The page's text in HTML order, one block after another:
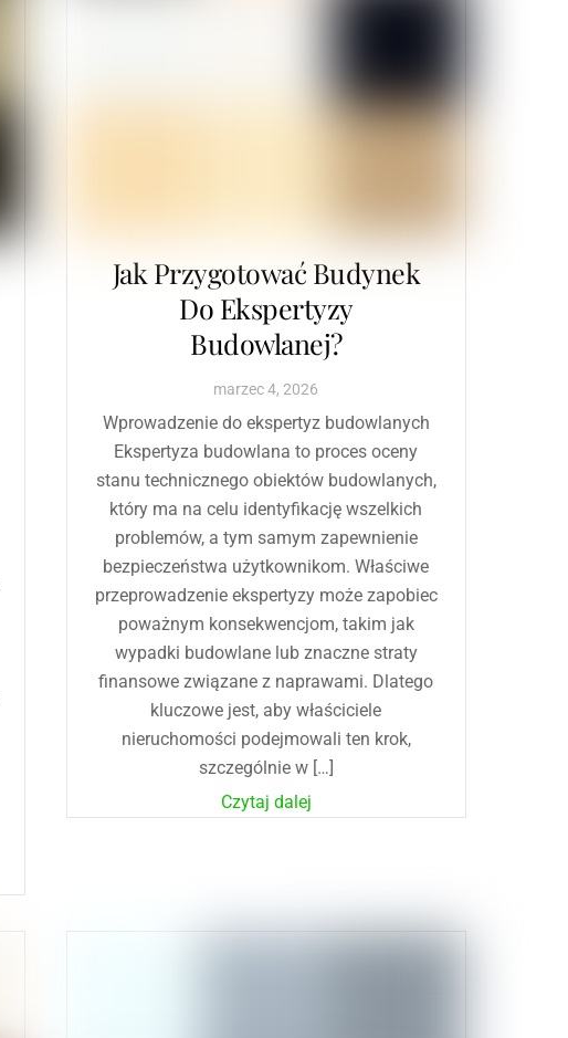
Jak Przygotować Budynek
Do Ekspertyzy
Budowlanej?
marzec 4,2026
Wprowadzenie do ekspertyz budowlanych
Ekspertyza budowlana to proces oceny
stanu technicznego obiektów budowlanych,
który ma na celu identyfikację wszelkich
problemów, a tym samym zapewnienie
bezpieczeństwa użytkownikom. Właściwe
przeprowadzenie ekspertyzy może zapobiec
poważnym konsekwencjom, takim jak
wypadki budowlane lub znaczne straty
finansowe związane z naprawami. Dlatego
kluczowe jest, aby właściciele
nieruchomości podejmowali ten krok,
szczególnie w […]
Czytaj dalej